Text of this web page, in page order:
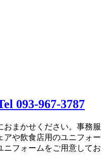
093-967-3787
まかせください。事務服
アや飲食店用のユニフォー
ニフォームをご用意してお